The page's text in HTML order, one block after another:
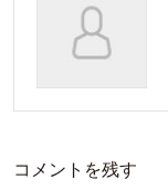
コメントを残す